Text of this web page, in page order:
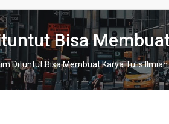
Bisa
Dituntut Bisa Membuat Karya Tulis Ilmiah